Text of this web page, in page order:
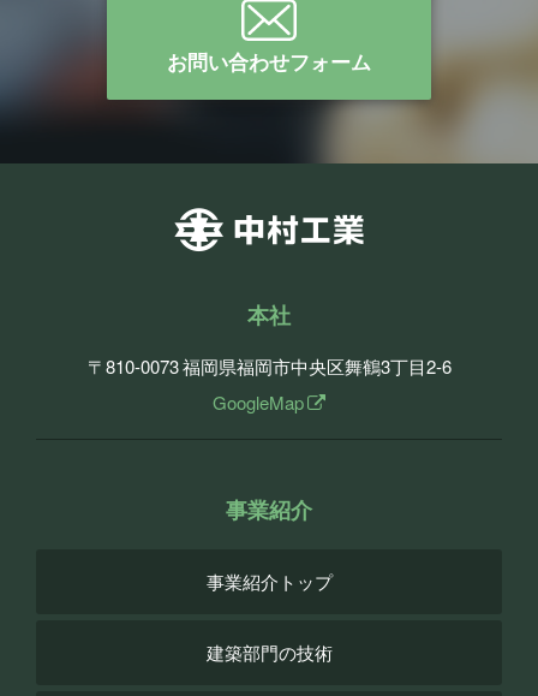
お問い合わせフォーム
本社
〒810-0073福岡県福岡市中央区舞鶴3丁目2-6
GoogleMap
事業紹介
事業紹介トップ
建築部門の技術